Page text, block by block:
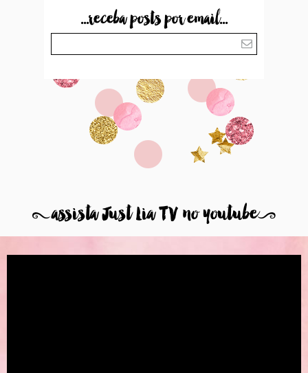
...receba posts por email...
8assista Just Lia TV no youtube9